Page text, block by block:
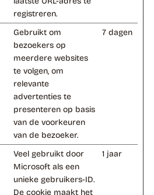
registreren.
Gebruikt om
bezoekers op
meerdere websites
te volgen, om
relevante
advertenties te
presenteren op basis
van de voorkeuren
van de bezoeker.
7 dagen
Veel gebruikt door
Microsoft als een
unieke gebruikers-ID.
De cookie maakt het
1 jaar